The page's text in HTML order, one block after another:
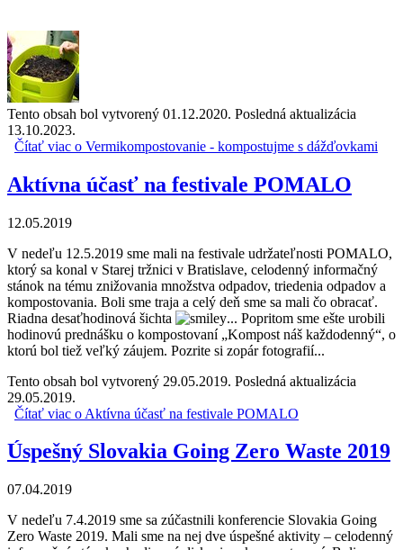
Tento obsah bol vytvorený 01.12.2020. Posledná aktualizácia
13.10.2023.
Čítať viac o Vermikompostovanie - kompostujme s dážďovkami
Aktívna účasť na festivale POMALO
12.05.2019
V nedeľu 12.5.2019 sme mali na festivale udržateľnosti POMALO,
ktorý sa konal v Starej tržnici v Bratislave, celodenný informačný
stánok na tému znižovania množstva odpadov, triedenia odpadov a
kompostovania. Boli sme traja a celý deň sme sa mali čo obracať.
Riadna desaťhodinová šichta
... Popritom sme ešte urobili
hodinovú prednášku o kompostovaní „Kompost náš každodenný“, o
ktorú bol tiež veľký záujem. Pozrite si zopár fotografií...
Tento obsah bol vytvorený 29.05.2019. Posledná aktualizácia
29.05.2019.
Čítať viac o Aktívna účasť na festivale POMALO
Úspešný Slovakia Going Zero Waste 2019
07.04.2019
V nedeľu 7.4.2019 sme sa zúčastnili konferencie Slovakia Going
Zero Waste 2019. Mali sme na nej dve úspešné aktivity – celodenný